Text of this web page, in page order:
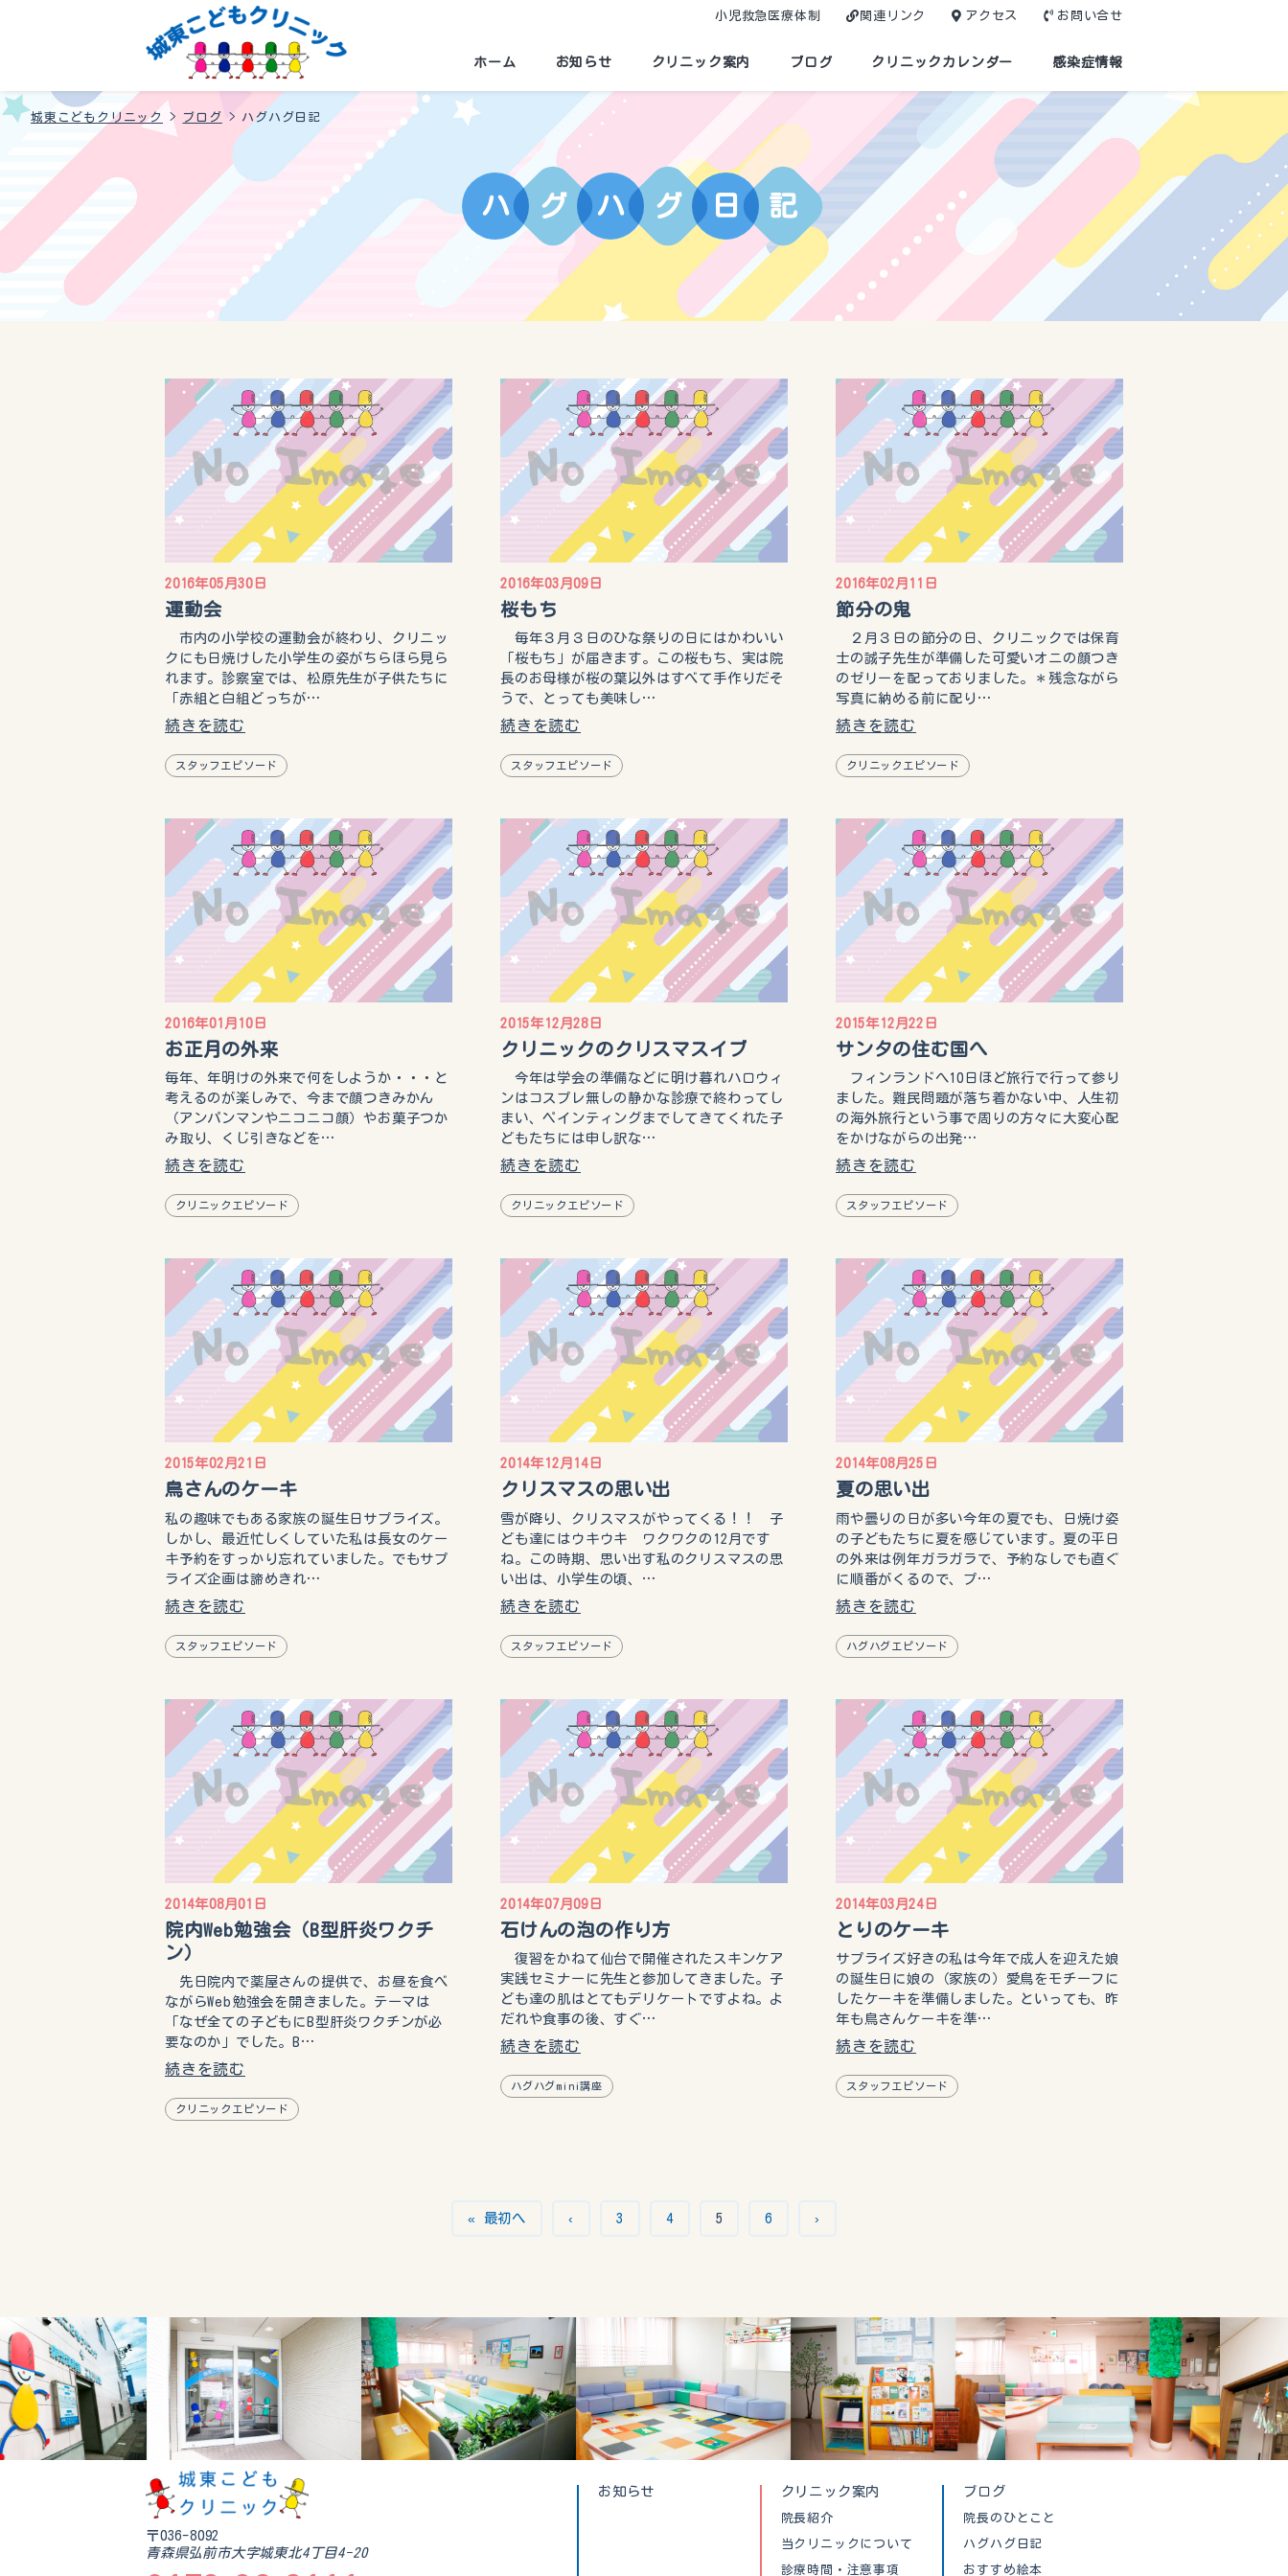
小児救急医療体制 関連リンク アクセス お問い合せ
ホーム お知らせ クリニック案内 ブログ クリニックカレンダー 感染症情報
城東こどもクリニック > ブログ > ハグハグ日記
ハ グ ハ グ 日 記
2016年05月30日
運動会
市内の小学校の運動会が終わり、クリニッ
クにも日焼けした小学生の姿がちらほら見ら
れます。診察室では、松原先生が子供たちに
「赤組と白組どっちが…
続きを読む
スタッフエピソード
2016年03月09日
桜もち
毎年３月３日のひな祭りの日にはかわいい
「桜もち」が届きます。この桜もち、実は院
長のお母様が桜の葉以外はすべて手作りだそ
うで、とっても美味し…
続きを読む
スタッフエピソード
2016年02月11日
節分の鬼
２月３日の節分の日、クリニックでは保育
士の誠子先生が準備した可愛いオニの顔つき
のゼリーを配っておりました。＊残念ながら
写真に納める前に配り…
続きを読む
クリニックエピソード
2016年01月10日
お正月の外来
毎年、年明けの外来で何をしようか・・・と
考えるのが楽しみで、今まで顔つきみかん
（アンパンマンやニコニコ顔）やお菓子つか
み取り、くじ引きなどを…
続きを読む
クリニックエピソード
2015年12月28日
クリニックのクリスマスイブ
今年は学会の準備などに明け暮れハロウィ
ンはコスプレ無しの静かな診療で終わってし
まい、ペインティングまでしてきてくれた子
どもたちには申し訳な…
続きを読む
クリニックエピソード
2015年12月22日
サンタの住む国へ
フィンランドへ10日ほど旅行で行って参り
ました。難民問題が落ち着かない中、人生初
の海外旅行という事で周りの方々に大変心配
をかけながらの出発…
続きを読む
スタッフエピソード
2015年02月21日
鳥さんのケーキ
私の趣味でもある家族の誕生日サプライズ。
しかし、最近忙しくしていた私は長女のケー
キ予約をすっかり忘れていました。でもサプ
ライズ企画は諦めきれ…
続きを読む
スタッフエピソード
2014年12月14日
クリスマスの思い出
雪が降り、クリスマスがやってくる！！ 子
ども達にはウキウキ ワクワクの12月です
ね。この時期、思い出す私のクリスマスの思
い出は、小学生の頃、…
続きを読む
スタッフエピソード
2014年08月25日
夏の思い出
雨や曇りの日が多い今年の夏でも、日焼け姿
の子どもたちに夏を感じています。夏の平日
の外来は例年ガラガラで、予約なしでも直ぐ
に順番がくるので、プ…
続きを読む
ハグハグエピソード
2014年08月01日
院内Web勉強会（B型肝炎ワクチ
ン）
先日院内で薬屋さんの提供で、お昼を食べ
ながらWeb勉強会を開きました。テーマは
「なぜ全ての子どもにB型肝炎ワクチンが必
要なのか」でした。B…
続きを読む
クリニックエピソード
2014年07月09日
石けんの泡の作り方
復習をかねて仙台で開催されたスキンケア
実践セミナーに先生と参加してきました。子
ども達の肌はとてもデリケートですよね。よ
だれや食事の後、すぐ…
続きを読む
ハグハグmini講座
2014年03月24日
とりのケーキ
サプライズ好きの私は今年で成人を迎えた娘
の誕生日に娘の（家族の）愛鳥をモチーフに
したケーキを準備しました。といっても、昨
年も鳥さんケーキを準…
続きを読む
スタッフエピソード
« 最初へ ‹ 3 4 5 6 ›
お知らせ クリニック案内
院長紹介
当クリニックについて
診療時間・注意事項
ブログ
院長のひとこと
ハグハグ日記
おすすめ絵本
〒036-8092
青森県弘前市大字城東北4丁目4-20